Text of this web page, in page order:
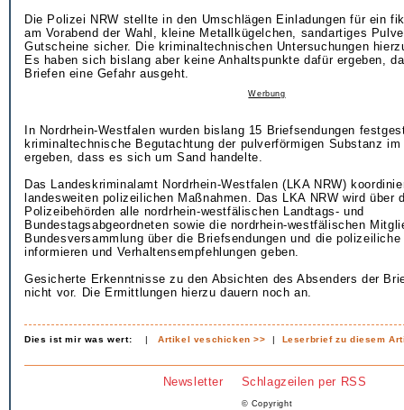
Die Polizei NRW stellte in den Umschlägen Einladungen für ein
am Vorabend der Wahl, kleine Metallkügelchen, sandartiges
Gutscheine sicher. Die kriminaltechnischen Untersuchungen
Es haben sich bislang aber keine Anhaltspunkte dafür ergeben,
Briefen eine Gefahr ausgeht.
Werbung
In Nordrhein-Westfalen wurden bislang 15 Briefsendungen
kriminaltechnische Begutachtung der pulverförmigen Substanz im
ergeben, dass es sich um Sand handelte.
Das Landeskriminalamt Nordrhein-Westfalen (LKA NRW)
landesweiten polizeilichen Maßnahmen. Das LKA NRW wird über
Polizeibehörden alle nordrhein-westfälischen Landtags- und
Bundestagsabgeordneten sowie die nordrhein-westfälischen
Bundesversammlung über die Briefsendungen und die
informieren und Verhaltensempfehlungen geben.
Gesicherte Erkenntnisse zu den Absichten des Absenders der
nicht vor. Die Ermittlungen hierzu dauern noch an.
Dies ist mir was wert: |Artikel veschicken >> | Leserbrief zu diesem
Newsletter Schlagzeilen per RSS
© Copyright